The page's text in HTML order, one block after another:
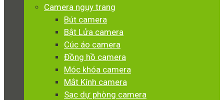
Camera ngụy trang
Bút camera
Bật Lửa camera
Cúc áo camera
Đồng hồ camera
Móc khóa camera
Mắt Kính camera
Sạc dự phòng camera